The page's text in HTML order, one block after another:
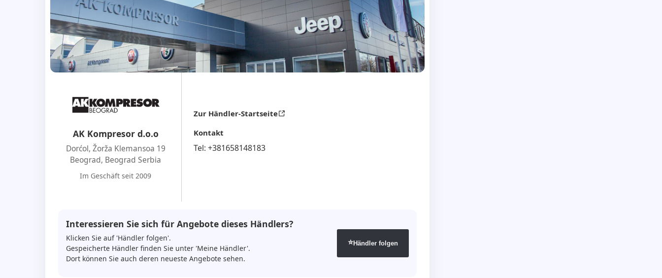
AK Kompresor d.o.o
Dorćol, Žorža Klemansoa 19
Beograd, Beograd Serbia
Im Geschäft seit 2009
Zur Händler-Startseite
Kontakt
Tel: +381658148183
Interessieren Sie sich für Angebote dieses Händlers?
Klicken Sie auf 'Händler folgen'.
Gespeicherte Händler finden Sie unter 'Meine Händler'.
Dort können Sie auch deren neueste Angebote sehen.
⭐Händler folgen